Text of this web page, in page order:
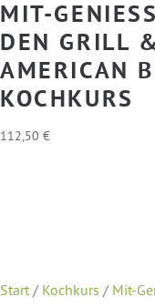
MIT-
EN GRILL &
MERICAN
OCHKURS
112,50 €
Start / Kochkurs / Mit-